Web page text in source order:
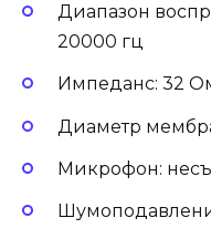
Диапазон
20000 гц
Импеданс: 32
Диаметр
Микрофон: